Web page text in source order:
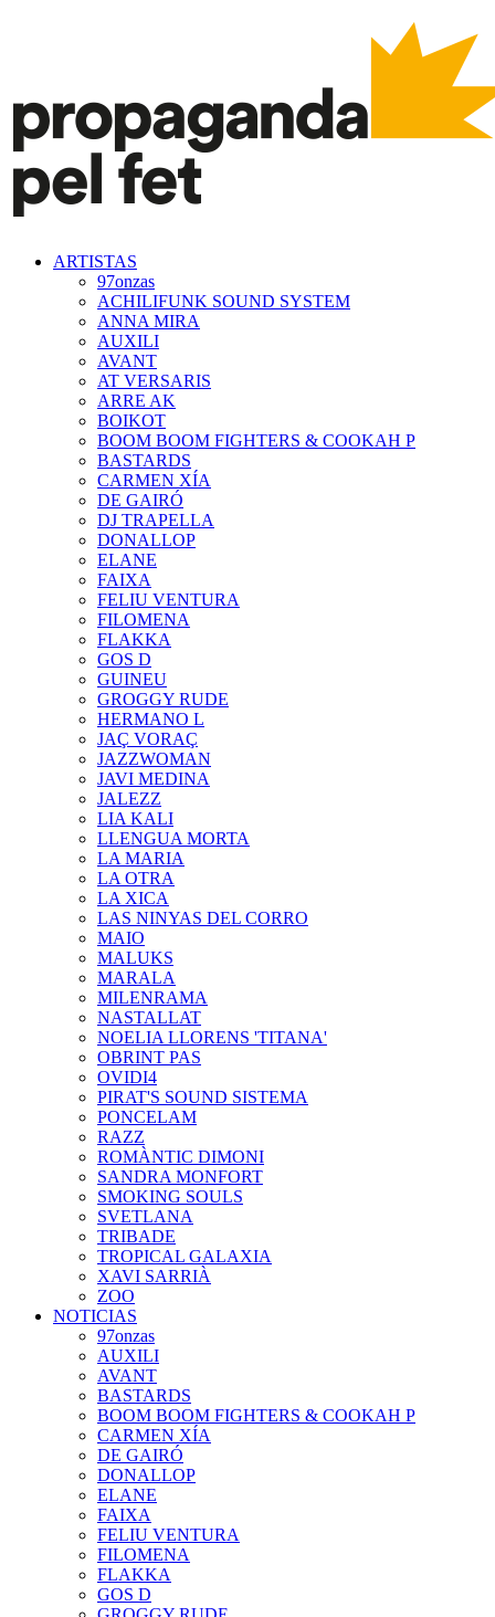
ARTISTAS
97onzas
ACHILIFUNK SOUND SYSTEM
ANNA MIRA
AUXILI
AVANT
AT VERSARIS
ARRE AK
BOIKOT
BOOM BOOM FIGHTERS & COOKAH P
BASTARDS
CARMEN XÍA
DE GAIRÓ
DJ TRAPELLA
DONALLOP
ELANE
FAIXA
FELIU VENTURA
FILOMENA
FLAKKA
GOS D
GUINEU
GROGGY RUDE
HERMANO L
JAÇ VORAÇ
JAZZWOMAN
JAVI MEDINA
JALEZZ
LIA KALI
LLENGUA MORTA
LA MARIA
LA OTRA
LA XICA
LAS NINYAS DEL CORRO
MAIO
MALUKS
MARALA
MILENRAMA
NASTALLAT
NOELIA LLORENS 'TITANA'
OBRINT PAS
OVIDI4
PIRAT'S SOUND SISTEMA
PONCELAM
RAZZ
ROMÀNTIC DIMONI
SANDRA MONFORT
SMOKING SOULS
SVETLANA
TRIBADE
TROPICAL GALAXIA
XAVI SARRIÀ
ZOO
NOTICIAS
97onzas
AUXILI
AVANT
BASTARDS
BOOM BOOM FIGHTERS & COOKAH P
CARMEN XÍA
DE GAIRÓ
DONALLOP
ELANE
FAIXA
FELIU VENTURA
FILOMENA
FLAKKA
GOS D